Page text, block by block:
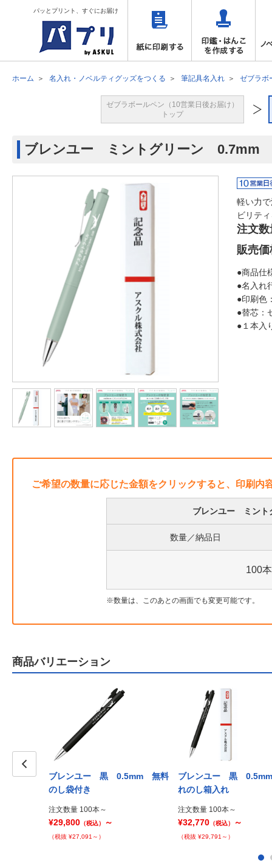
パッとプリント、すぐにお届け
ホーム 名入れ・ノベルティグッズをつくる 筆記具名入れ ゼブラボ
ゼブラボールペン（10営業日後お届け）
トップ
ブレンユー ミントグリーン 0.7mm
軽い力
ビリテ
注文数
販売価
●商品仕
●名入れ
●印刷色
●替芯：
●１本入
ご希望の数量に応じた金額をクリックすると、印刷内
ブレンユー ミン
数量／納品日
100本
数量は、このあとの画面でも変更可能です。
商品バリエーション
PP
ブレンユー 黒 0.5mm 無料
のし袋付き
注文数量 100本～
¥29,800 （税込） ～
（税抜 ¥27,091～）
ブレンユー 黒
れのし箱入れ
注文数量 100本～
¥32,770 （税込） ～
（税抜 ¥29,791～）